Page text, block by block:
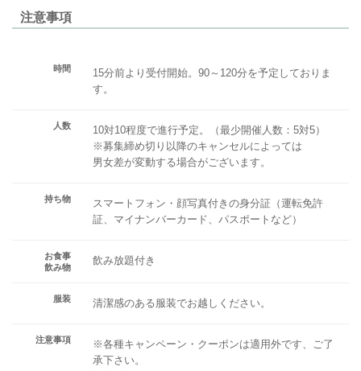
注意事項
時間
15分前より受付開始。90～120分を予定しておりま
す。
人数
10対10程度で進行予定。（最少開催人数：5対5）
※募集締め切り以降のキャンセルによっては
男女差が変動する場合がございます。
持ち物
スマートフォン・顔写真付きの身分証（運転免許
証、マイナンバーカード、パスポートなど）
お食事
飲み物
飲み放題付き
服装 清潔感のある服装でお越しください。
注意事項
※各種キャンペーン・クーポンは適用外です、ご了
承下さい。